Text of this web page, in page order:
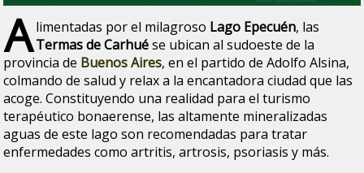
A limentadas por el milagroso Lago Epecuén, las
Termas de Carhuése ubican al sudoeste de la
provincia de Buenos Aires, en el partido de Adolfo Alsina,
colmando de salud y relax a la encantadora ciudad que las
acoge. Constituyendo una realidad para el turismo
terapéutico bonaerense, las altamente mineralizadas
aguas de este lago son recomendadas para tratar
enfermedades como artritis, artrosis, psoriasis y más.